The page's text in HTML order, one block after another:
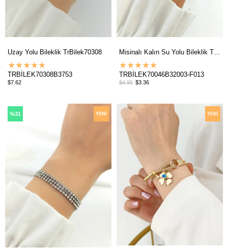
Uzay Yolu Bileklik TrBilek70308
★★★★★
TRBİLEK70308B3753
$7.62
Misinalı Kalın Su Yolu Bileklik TrBilek70046
★★★★★
TRBİLEK70046B32003-F013
$3.36
$4.95
%31 YENI YENI